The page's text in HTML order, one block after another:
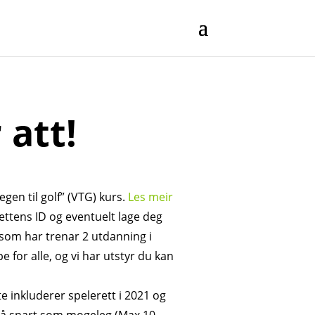
att!
til golf” (VTG) kurs. Les meir
ID og eventuelt lage deg
har trenar 2 utdanning i
for alle, og vi har utstyr du kan
inkluderer spelerett i 2021 og